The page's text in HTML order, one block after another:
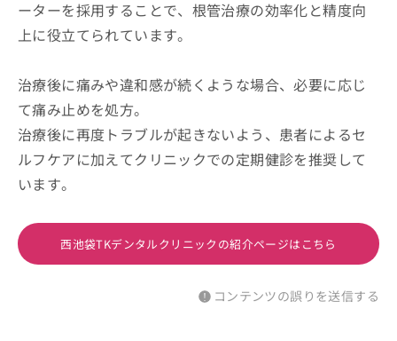
ーターを採用することで、根管治療の効率化と精度向
上に役立てられています。
治療後に痛みや違和感が続くような場合、必要に応じ
て痛み止めを処方。
治療後に再度トラブルが起きないよう、患者によるセ
ルフケアに加えてクリニックでの定期健診を推奨して
います。
西池袋TKデンタルクリニックの紹介ページはこちら
コンテンツの誤りを送信する